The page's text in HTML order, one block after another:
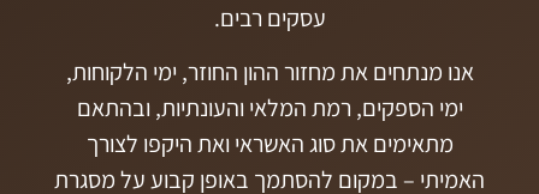
עסקים רבים.
אנו מנתחים את מחזור ההון החוזר, ימי הלקוחות,
ימי הספקים, רמת המלאי והעונתיות, ובהתאם
מתאימים את סוג האשראי ואת היקפו לצורך
האמיתי – במקום להסתמך באופן קבוע על מסגרת